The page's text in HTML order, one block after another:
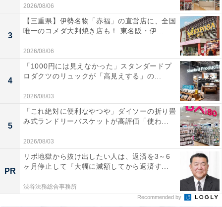
チェックイン：15:00
チェックアウト：10:00
あわせて読みたい
【鳥取県の人気ホテル】「皆生温泉 湯喜望
2026/08/06
3
【三重県】伊勢名物「赤福」の直営店に、全国
唯一のコメダ大判焼き店も！ 東名阪・伊...
2026/08/06
4
「1000円には見えなかった」スタンダードプ
ロダクツのリュックが「高見えする」の...
2026/08/03
5
「これ絶対に便利なやつや」ダイソーの折り畳
み式ランドリーバスケットが高評価「使わ...
2026/08/03
PR
リボ地獄から抜け出したい人は、返済を3～6
ヶ月停止して『大幅に減額してから返済す...
渋谷法務総合事務所
Recommended by